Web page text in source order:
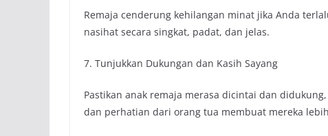
Remaja cenderung kehilangan minat jika Anda
nasihat secara singkat, padat, dan jelas.
7. Tunjukkan Dukungan dan Kasih Sayang
Pastikan anak remaja merasa dicintai dan
dan perhatian dari orang tua membuat mereka